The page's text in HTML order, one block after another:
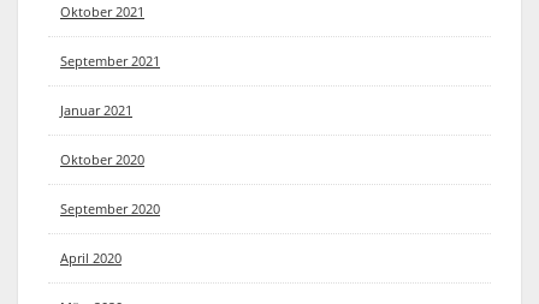
Oktober 2021
September 2021
Januar 2021
Oktober 2020
September 2020
April 2020